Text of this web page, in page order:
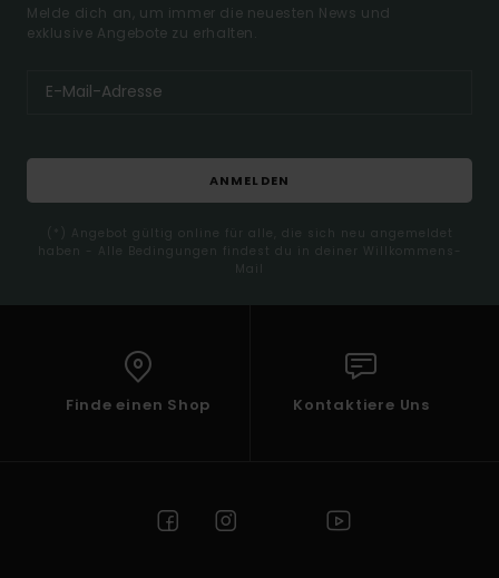
Melde dich an, um immer die neuesten News und
exklusive Angebote zu erhalten.
ANMELDEN
(*) Angebot gültig online für alle, die sich neu angemeldet
haben - Alle Bedingungen findest du in deiner Willkommens-
Mail
Finde einen Shop Kontaktiere Uns